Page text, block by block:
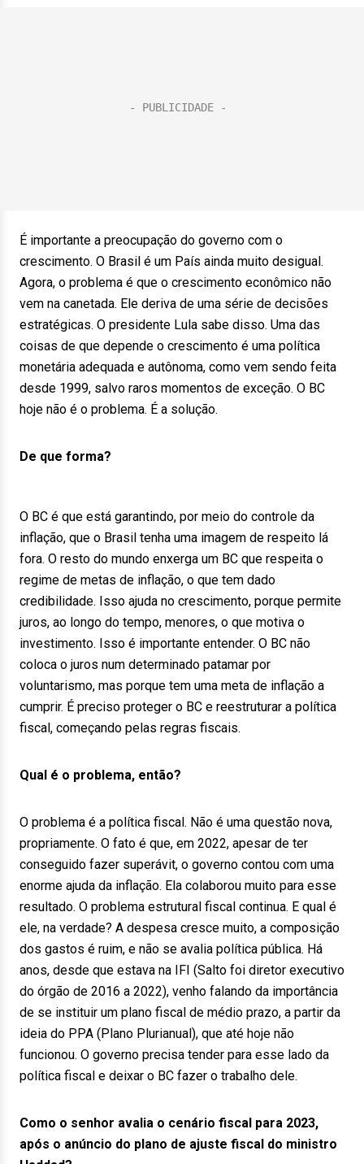
É importante a preocupação do governo com o
crescimento. O Brasil é um País ainda muito desigual.
Agora, o problema é que o crescimento econômico não
vem na canetada. Ele deriva de uma série de decisões
estratégicas. O presidente Lula sabe disso. Uma das
coisas de que depende o crescimento é uma política
monetária adequada e autônoma, como vem sendo feita
desde 1999, salvo raros momentos de exceção. O BC
hoje não é o problema. É a solução.
De que forma?
O BC é que está garantindo, por meio do controle da
inflação, que o Brasil tenha uma imagem de respeito lá
fora. O resto do mundo enxerga um BC que respeita o
regime de metas de inflação, o que tem dado
credibilidade. Isso ajuda no crescimento, porque permite
juros, ao longo do tempo, menores, o que motiva o
investimento. Isso é importante entender. O BC não
coloca o juros num determinado patamar por
voluntarismo, mas porque tem uma meta de inflação a
cumprir. É preciso proteger o BC e reestruturar a política
fiscal, começando pelas regras fiscais.
Qual é o problema, então?
O problema é a política fiscal. Não é uma questão nova,
propriamente. O fato é que, em 2022, apesar de ter
conseguido fazer superávit, o governo contou com uma
enorme ajuda da inflação. Ela colaborou muito para esse
resultado. O problema estrutural fiscal continua. E qual é
ele, na verdade? A despesa cresce muito, a composição
dos gastos é ruim, e não se avalia política pública. Há
anos, desde que estava na IFI (Salto foi diretor executivo
do órgão de 2016 a 2022), venho falando da importância
de se instituir um plano fiscal de médio prazo, a partir da
ideia do PPA (Plano Plurianual), que até hoje não
funcionou. O governo precisa tender para esse lado da
política fiscal e deixar o BC fazer o trabalho dele.
Como o senhor avalia o cenário fiscal para 2023,
após o anúncio do plano de ajuste fiscal do ministro